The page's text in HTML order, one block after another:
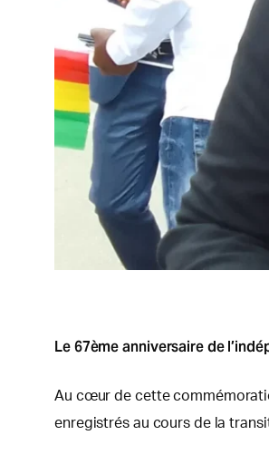
Le 67ème anniversaire de
Au cœur de cette
enregistrés au cours de la